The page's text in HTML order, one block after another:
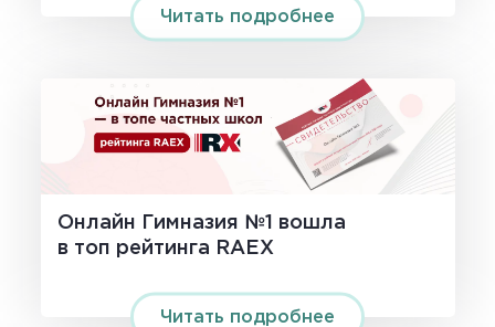
Читать подробнее
Онлайн Гимназия №1 вошла
в топ рейтинга RAEX
Читать подробнее